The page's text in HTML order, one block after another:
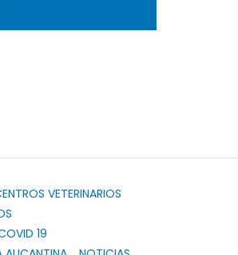
VETERINARIOS
19